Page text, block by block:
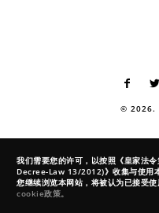
我们需要您的许可，以按照《皇家法
Decree-Law 13/2012)》收集与使用
您继续浏览本网站，将被认为已接受
cookie政策。
© 2026.